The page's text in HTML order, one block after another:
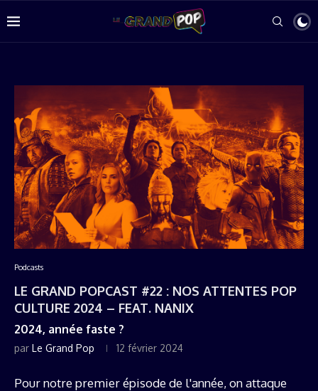
Podcasts
LE GRAND POPCAST #22 : NOS ATTENTES POP
CULTURE 2024 – FEAT. NANIX
2024, année faste ?
par Le Grand Pop 12 février 2024
Pour notre premier épisode de l'année, on attaque